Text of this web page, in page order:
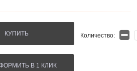
КУПИТЬ Количество:
В 1 КЛИК